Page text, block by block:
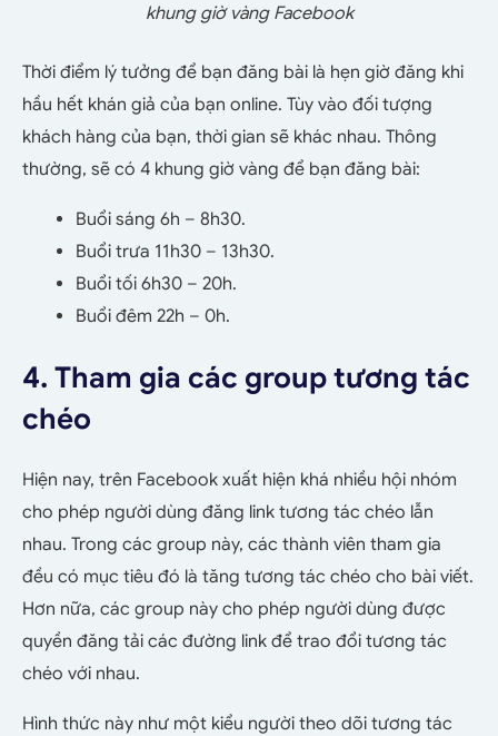
khung giờ vàng Facebook
Thời điểm lý tưởng để bạn đăng bài là hẹn giờ đăng khi
hầu hết khán giả của bạn online. Tùy vào đối tượng
khách hàng của bạn, thời gian sẽ khác nhau. Thông
thường, sẽ có 4 khung giờ vàng để bạn đăng bài:
Buổi sáng 6h – 8h30.
Buổi trưa 11h30 – 13h30.
Buổi tối 6h30 – 20h.
Buổi đêm 22h – 0h.
4. Tham gia các group tương tác
chéo
Hiện nay, trên Facebook xuất hiện khá nhiều hội nhóm
cho phép người dùng đăng link tương tác chéo lẫn
nhau. Trong các group này, các thành viên tham gia
đều có mục tiêu đó là tăng tương tác chéo cho bài viết.
Hơn nữa, các group này cho phép người dùng được
quyền đăng tải các đường link để trao đổi tương tác
chéo với nhau.
Hình thức này như một kiểu người theo dõi tương tác